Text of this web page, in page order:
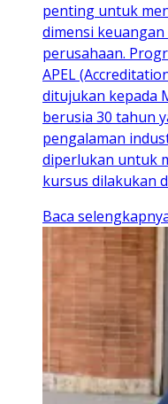
penting untuk
dimensi
perusahaan.
APEL
ditujukan kepada
berusia 30 tahun
pengalaman
diperlukan untuk
kursus dilakukan
Baca